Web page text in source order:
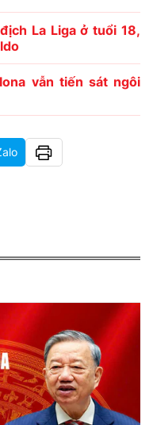
La Liga ở tuổi 18,
vẫn tiến sát ngôi